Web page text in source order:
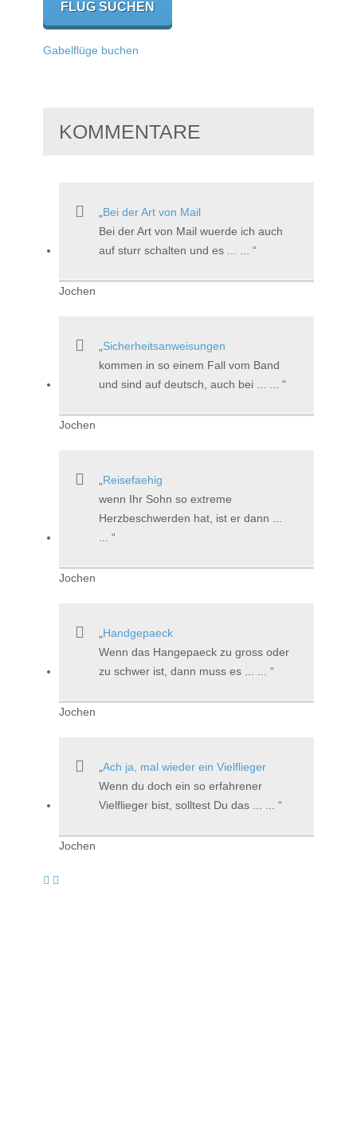
Gabelflüge buchen
KOMMENTARE
Bei der Art von Mail
Bei der Art von Mail wuerde ich auch
auf sturr schalten und es ... ...
Jochen
Sicherheitsanweisungen
kommen in so einem Fall vom Band
und sind auf deutsch, auch bei ... ...
Jochen
Reisefaehig
wenn Ihr Sohn so extreme
Herzbeschwerden hat, ist er dann ...
Jochen
Handgepaeck
Wenn das Hangepaeck zu gross oder
zu schwer ist, dann muss es ... ...
Jochen
Ach ja, mal wieder ein Vielflieger
Wenn du doch ein so erfahrener
Vielflieger bist, solltest Du das ... ...
Jochen